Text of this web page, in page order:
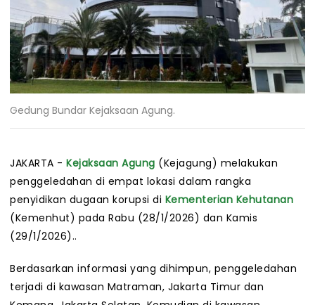
Gedung Bundar Kejaksaan Agung.
JAKARTA - Kejaksaan Agung (Kejagung) melakukan
penggeledahan di empat lokasi dalam rangka
penyidikan dugaan korupsi di Kementerian Kehutanan
(Kemenhut) pada Rabu (28/1/2026) dan Kamis
(29/1/2026)..
Berdasarkan informasi yang dihimpun, penggeledahan
terjadi di kawasan Matraman, Jakarta Timur dan